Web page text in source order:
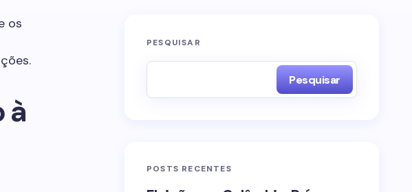
os
à
PESQUISAR
Pesquisar
POSTS RECENTES